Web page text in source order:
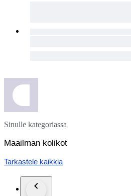
Sinulle kategoriassa
Maailman kolikot
Tarkastele kaikkia